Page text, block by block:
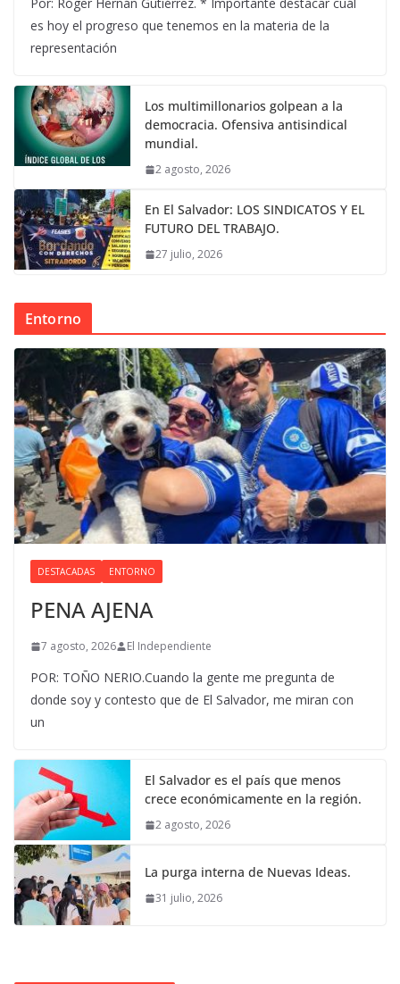
Por: Róger Hernán Gutiérrez. * Importante destacar cuál
es hoy el progreso que tenemos en la materia de la
representación
Los multimillonarios golpean a la
democracia. Ofensiva antisindical
mundial.
2 agosto, 2026
En El Salvador: LOS SINDICATOS Y EL
FUTURO DEL TRABAJO.
27 julio, 2026
Entorno
DESTACADAS ENTORNO
PENA AJENA
7 agosto, 2026 El Independiente
POR: TOÑO NERIO.Cuando la gente me pregunta de
donde soy y contesto que de El Salvador, me miran con
un
El Salvador es el país que menos
crece económicamente en la región.
2 agosto, 2026
La purga interna de Nuevas Ideas.
31 julio, 2026